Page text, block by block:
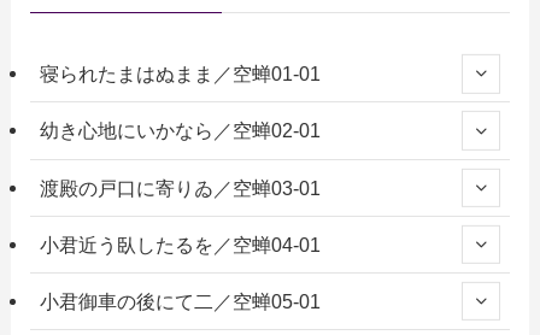
寝られたまはぬまま／空蝉01-01
幼き心地にいかなら／空蝉02-01
渡殿の戸口に寄りゐ／空蝉03-01
小君近う臥したるを／空蝉04-01
小君御車の後にて二／空蝉05-01